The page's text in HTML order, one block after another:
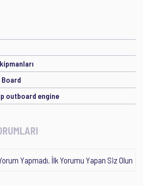
Board
outboard engine
Yapmadı. İlk Yorumu Yapan Siz Olun